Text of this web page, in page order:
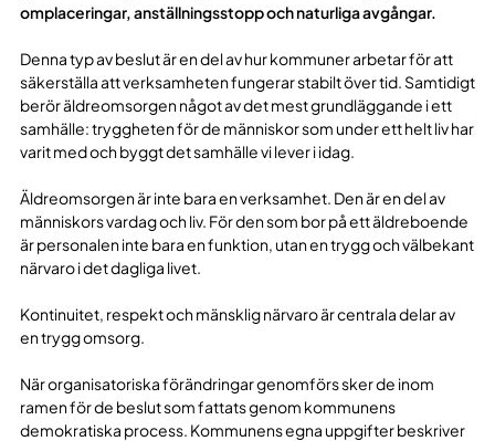
omplaceringar, anställningsstopp och naturliga avgångar.
Denna typ av beslut är en del av hur kommuner arbetar för att
säkerställa att verksamheten fungerar stabilt över tid. Samtidigt
berör äldreomsorgen något av det mest grundläggande i ett
samhälle: tryggheten för de människor som under ett helt liv har
varit med och byggt det samhälle vi lever i idag.
Äldreomsorgen är inte bara en verksamhet. Den är en del av
människors vardag och liv. För den som bor på ett äldreboende
är personalen inte bara en funktion, utan en trygg och välbekant
närvaro i det dagliga livet.
Kontinuitet, respekt och mänsklig närvaro är centrala delar av
en trygg omsorg.
När organisatoriska förändringar genomförs sker de inom
ramen för de beslut som fattats genom kommunens
demokratiska process. Kommunens egna uppgifter beskriver